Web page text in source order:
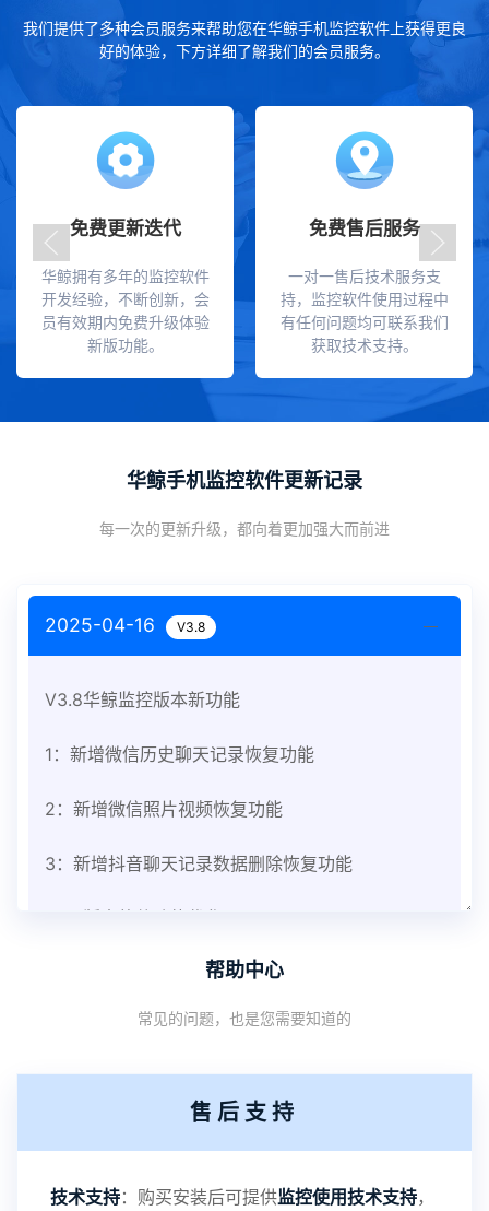
我们提供了多种会员服务来帮助您在华鲸手机监控软件上获得更良
好的体验，下方详细了解我们的会员服务。
免费更新迭代
华鲸拥有多年的监控软件
开发经验，不断创新，会
员有效期内免费升级体验
新版功能。
免费售后服务
一对一售后技术服务支
持，监控软件使用过程中
有任何问题均可联系我们
获取技术支持。
华鲸手机监控软件更新记录
每一次的更新升级，都向着更加强大而前进
2025-04-16 V3.8
V3.8华鲸监控版本新功能
1：新增微信历史聊天记录恢复功能
2：新增微信照片视频恢复功能
3：新增抖音聊天记录数据删除恢复功能
1：优化监控终端从当前监控界面切换其他被控端手
机设备响应慢问题
4：优化离线云储存服务器相册照片文件夹路径问题
帮助中心
常见的问题，也是您需要知道的
售后支持
技术支持：购买安装后可提供监控使用技术支持，